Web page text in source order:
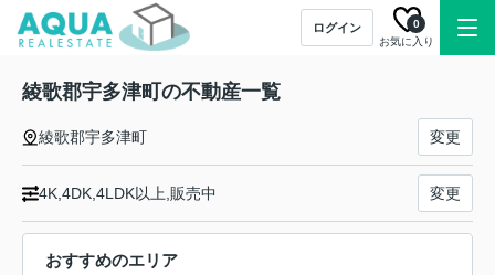
ログイン
お気に入り
0
綾歌郡宇多津町の不動産一覧
綾歌郡宇多津町 変更
4K,4DK,4LDK以上,販売中 変更
おすすめのエリア